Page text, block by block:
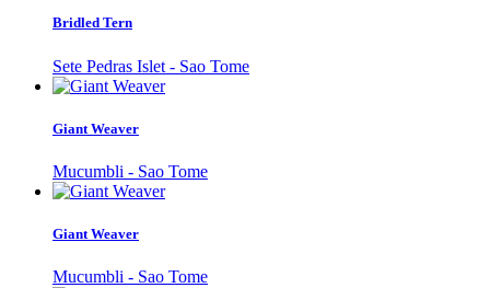
Bridled Tern
Sete Pedras Islet - Sao Tome
Giant Weaver
Mucumbli - Sao Tome
Giant Weaver
Mucumbli - Sao Tome